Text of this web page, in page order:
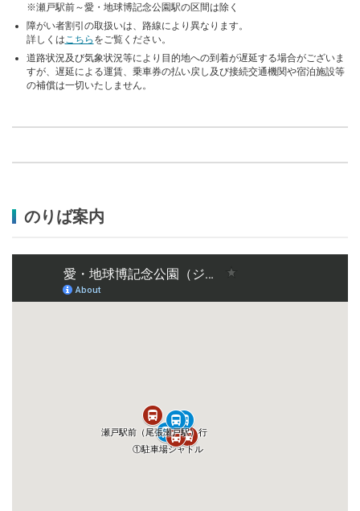
※瀬戸駅前～愛・地球博記念公園駅の区間は除く
障がい者割引の取扱いは、路線により異なります。
詳しくは こちら をご覧ください。
道路状況及び気象状況等により目的地への到着が遅延する場合がございま
すが、遅延による運賃、乗車券の払い戻し及び接続交通機関や宿泊施設等
の補償は一切いたしません。
のりば案内